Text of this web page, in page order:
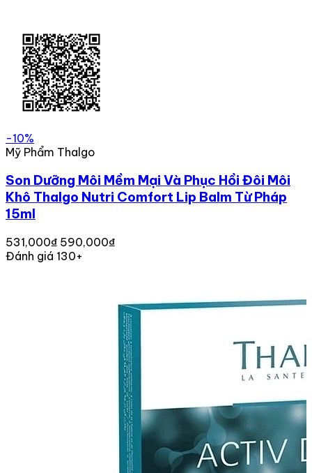
-10%
Mỹ Phẩm Thalgo
Son Dưỡng Môi Mềm Mại Và Phục Hồi Đôi Môi
Khô Thalgo Nutri Comfort Lip Balm Từ Pháp
15ml
531,000₫ 590,000₫
Đánh giá 130+